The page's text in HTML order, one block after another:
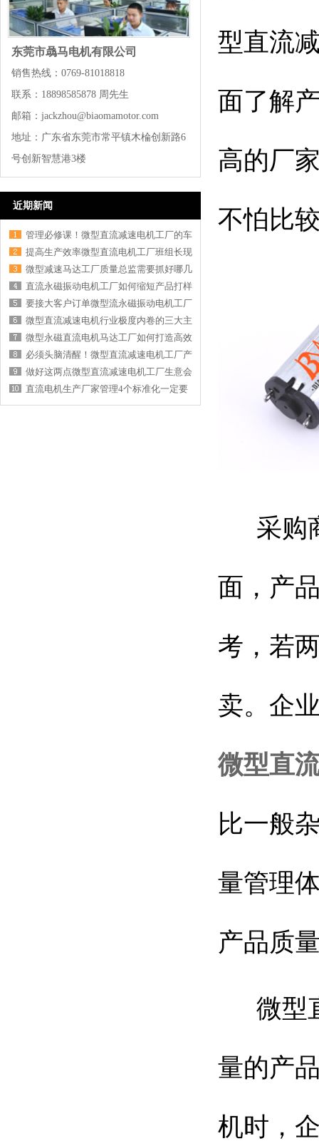
东莞市骉马电机有限公司
销售热线：0769-81018818
联系：18898585878 周先生
邮箱：jackzhou@biaomamotor.com
地址：广东省东莞市常平镇木棆创新路6
号创新智慧港3楼
近期新闻
管理必修课！微型直流减速电机工厂的车
提高生产效率微型直流电机工厂班组长现
微型减速马达工厂质量总监需要抓好哪几
直流永磁振动电机工厂如何缩短产品打样
要接大客户订单微型流永磁振动电机工厂
微型直流减速电机行业极度内卷的三大主
微型永磁直流电机马达工厂如何打造高效
必须头脑清醒！微型直流减速电机工厂产
做好这两点微型直流减速电机工厂生意会
直流电机生产厂家管理4个标准化一定要
型直流
面了解
高的厂
不怕比
采购
面，产
考，若
卖。企
微型直
比一般
量管理
产品质
微型
量的产
机时，